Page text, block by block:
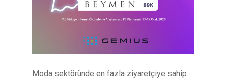
Moda sektöründe en fazla ziyaretçiye sahip